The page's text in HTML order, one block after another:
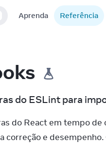
Aprenda Referência
do ESLint para
do React em tempo de
correção e